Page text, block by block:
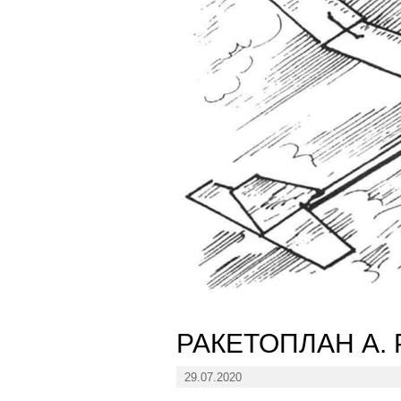
РАКЕТОПЛАН А.
29.07.2020